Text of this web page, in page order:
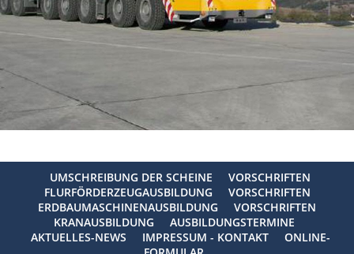
UMSCHREIBUNG DER SCHEINE
VORSCHRIFTEN
FLURFÖRDERZEUGAUSBILDUNG
VORSCHRIFTEN
ERDBAUMASCHINENAUSBILDUNG
VORSCHRIFTEN
KRANAUSBILDUNG
AUSBILDUNGSTERMINE
AKTUELLES-NEWS
IMPRESSUM - KONTAKT
ONLINE-